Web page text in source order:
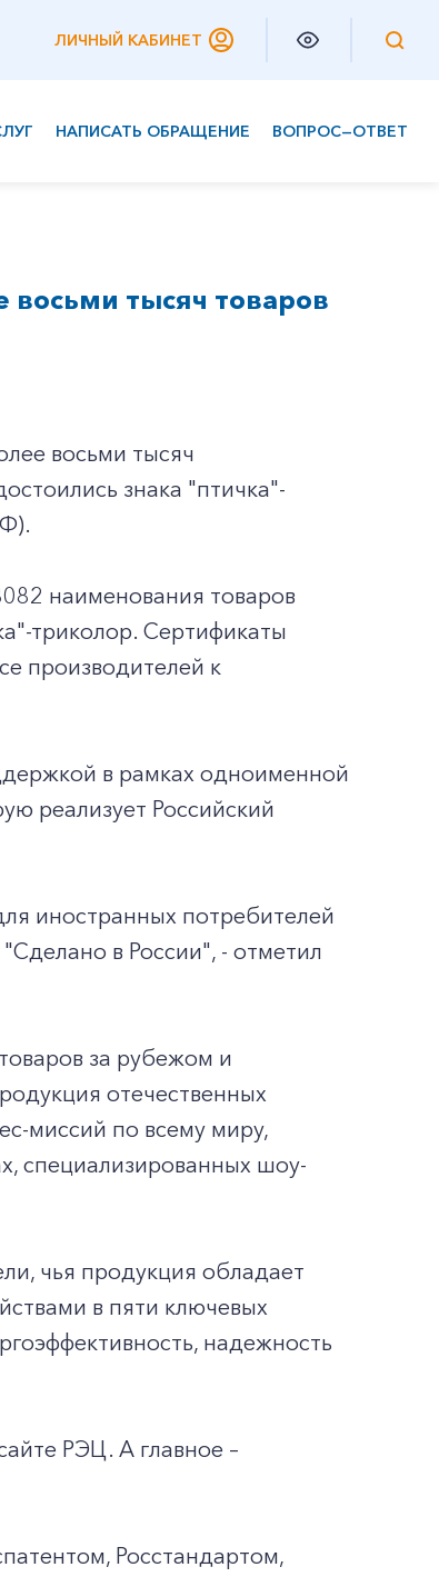
ЛИЧНЫЙ КАБИНЕТ
НАПИСАТЬ ОБРАЩЕНИЕ ВОПРОС—ОТВЕТ
восьми тысяч товаров
восьми тысяч
знака "птичка"-
наименования товаров
триколор. Сертификаты
производителей к
в рамках одноименной
реализует Российский
иностранных потребителей
в России", - отметил
за рубежом и
отечественных
миссий по всему миру,
специализированных шоу-
чья продукция обладает
в пяти ключевых
надежность
РЭЦ. А главное –
Росстандартом,